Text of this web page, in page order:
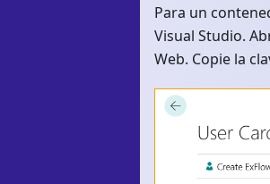
Para un
Visual Studio.
Web. Copie la